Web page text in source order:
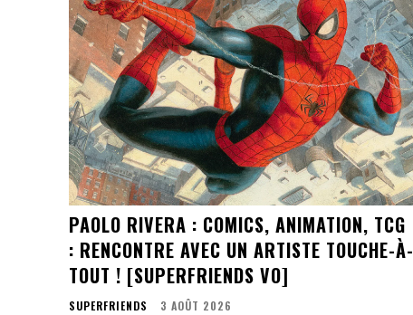
PAOLO RIVERA : COMICS, ANIMATION, TCG
: RENCONTRE AVEC UN ARTISTE TOUCHE-À-
TOUT ! [SUPERFRIENDS VO]
SUPERFRIENDS 3 AOÛT 2026